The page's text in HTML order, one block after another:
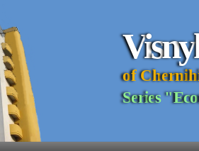
Visny
of Chernih
Series "Eco